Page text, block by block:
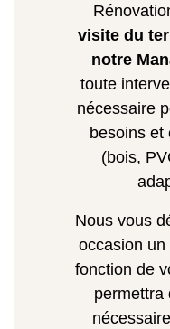
visite du
notre
toute
nécessaire
besoins et
(bois,
Nous vous
occasion
fonction de
permettra